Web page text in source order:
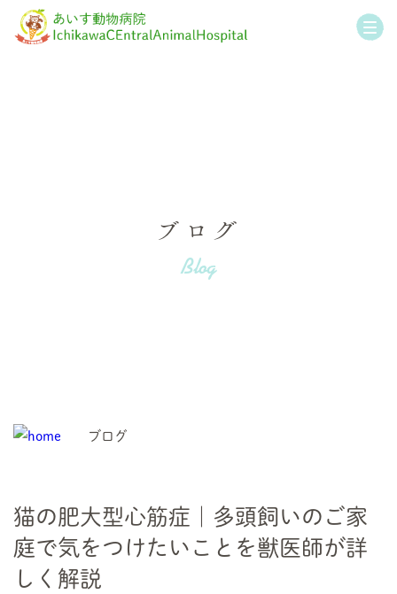
ブログ
Blog
ブログ
猫の肥大型心筋症｜多頭飼いのご家
庭で気をつけたいことを獣医師が詳
しく解説